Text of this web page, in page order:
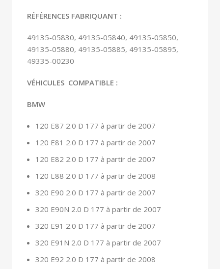
RÉFÉRENCES FABRIQUANT :
49135-05830, 49135-05840, 49135-05850,
49135-05880, 49135-05885, 49135-05895,
49335-00230
VÉHICULES COMPATIBLE :
BMW
120 E87 2.0 D 177 à partir de 2007
120 E81 2.0 D 177 à partir de 2007
120 E82 2.0 D 177 à partir de 2007
120 E88 2.0 D 177 à partir de 2008
320 E90 2.0 D 177 à partir de 2007
320 E90N 2.0 D 177 à partir de 2007
320 E91 2.0 D 177 à partir de 2007
320 E91N 2.0 D 177 à partir de 2007
320 E92 2.0 D 177 à partir de 2008